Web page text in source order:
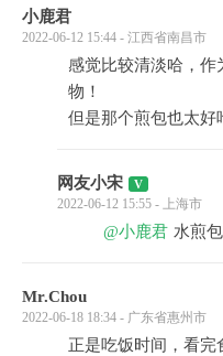
小鹿君
2022-06-12 15:44 - 江西省南昌市
感觉比较清淡哈，作
物！
但是那个煎包也太好
网友小宋
2022-06-12 15:55 - 上海市
@小鹿君 水煎
Mr.Chou
2022-06-18 18:34 - 广东省惠州市
正是吃饭时间，看完